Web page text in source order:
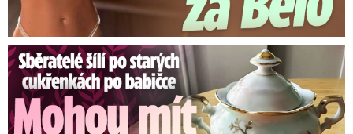
Sběratelé šílí po cukřenkách po babičce: Statisícová hodnota